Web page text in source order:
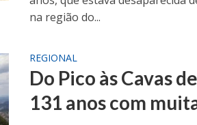
na região do...
REGIONAL
Do Pico às Cavas
131 anos com